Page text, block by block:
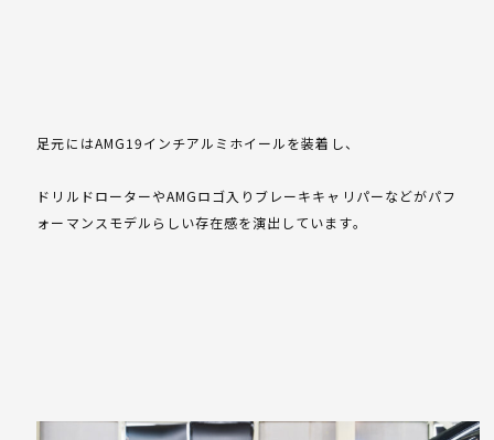
足元にはAMG19インチアルミホイールを装着し、
ドリルドローターやAMGロゴ入りブレーキキャリパーなどがパフ
ォーマンスモデルらしい存在感を演出しています。